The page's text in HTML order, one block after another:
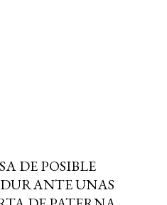
DE POSIBLE
UNAS